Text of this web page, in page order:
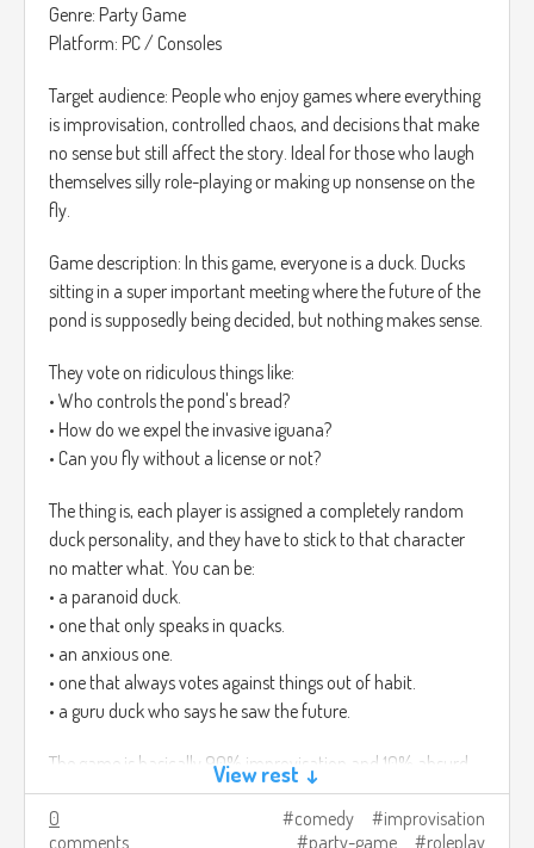
Genre: Party Game
Platform: PC / Consoles
Target audience: People who enjoy games where everything
is improvisation, controlled chaos, and decisions that make
no sense but still affect the story. Ideal for those who laugh
themselves silly role-playing or making up nonsense on the
fly.
Game description: In this game, everyone is a duck. Ducks
sitting in a super important meeting where the future of the
pond is supposedly being decided, but nothing makes sense.
They vote on ridiculous things like:
• Who controls the pond's bread?
• How do we expel the invasive iguana?
• Can you fly without a license or not?
The thing is, each player is assigned a completely random
duck personality, and they have to stick to that character
no matter what. You can be:
• a paranoid duck.
• one that only speaks in quacks.
• an anxious one.
• one that always votes against things out of habit.
• a guru duck who says he saw the future.
The game is basically 90% improvisation and 10% absurd
decisions that change the pond, even if it's all nonsense. In
the end, it feels like a mini duck roleplay comedy where
View rest ↓
0
comments
comedy
improvisation
party-game
roleplay